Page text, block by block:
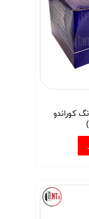
کوراندو